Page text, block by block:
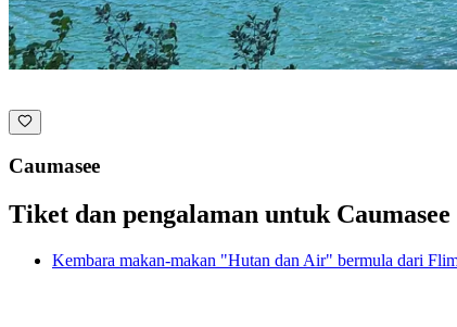
Caumasee
Tiket dan pengalaman untuk Caumasee
Kembara makan-makan "Hutan dan Air" bermula dari